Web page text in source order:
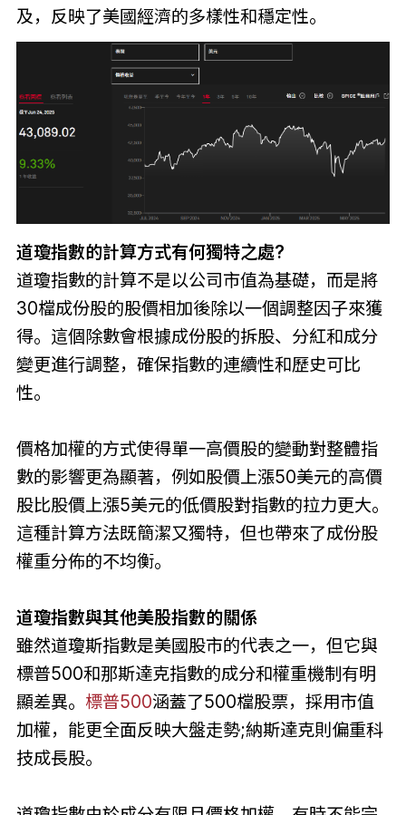
及，反映了美國經濟的多樣性和穩定性。
道瓊指數的計算方式有何獨特之處?
道瓊指數的計算不是以公司市值為基礎，而是將
30檔成份股的股價相加後除以一個調整因子來獲
得。這個除數會根據成份股的拆股、分紅和成分
變更進行調整，確保指數的連續性和歷史可比
性。
價格加權的方式使得單一高價股的變動對整體指
數的影響更為顯著，例如股價上漲50美元的高價
股比股價上漲5美元的低價股對指數的拉力更大。
這種計算方法既簡潔又獨特，但也帶來了成份股
權重分佈的不均衡。
道瓊指數與其他美股指數的關係
雖然道瓊斯指數是美國股市的代表之一，但它與
標普500和那斯達克指數的成分和權重機制有明
顯差異。 標普500涵蓋了500檔股票，採用市值
加權，能更全面反映大盤走勢;納斯達克則偏重科
技成長股。